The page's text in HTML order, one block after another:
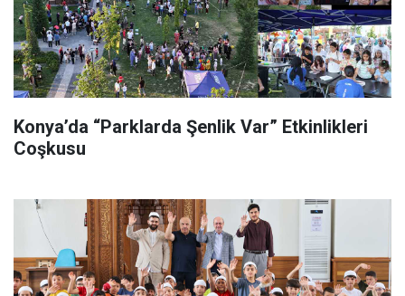
Konya’da “Parklarda Şenlik Var” Etkinlikleri
Coşkusu